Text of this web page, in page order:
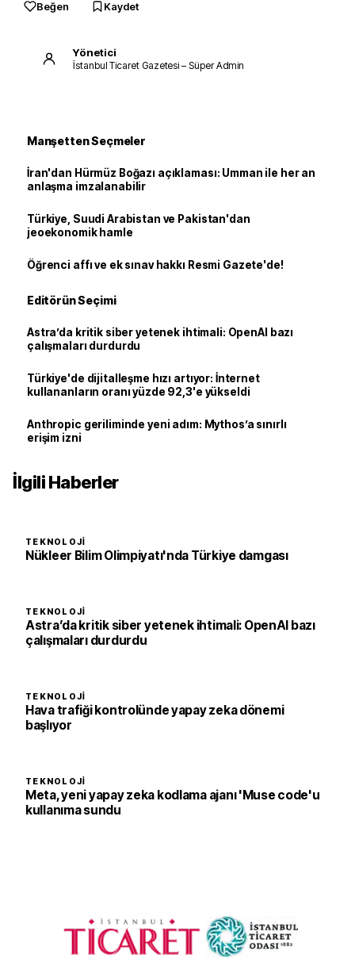
Beğen Kaydet
Yönetici
İstanbul Ticaret Gazetesi – Süper Admin
Manşetten Seçmeler
İran'dan Hürmüz Boğazı açıklaması: Umman ile her an
anlaşma imzalanabilir
Türkiye, Suudi Arabistan ve Pakistan'dan
jeoekonomik hamle
Öğrenci affı ve ek sınav hakkı Resmi Gazete'de!
Editörün Seçimi
Astra’da kritik siber yetenek ihtimali: OpenAI bazı
çalışmaları durdurdu
Türkiye'de dijitalleşme hızı artıyor: İnternet
kullananların oranı yüzde 92,3'e yükseldi
Anthropic geriliminde yeni adım: Mythos’a sınırlı
erişim izni
İlgili Haberler
TEKNOLOJI
Nükleer Bilim Olimpiyatı'nda Türkiye damgası
TEKNOLOJI
Astra’da kritik siber yetenek ihtimali: OpenAI bazı
çalışmaları durdurdu
TEKNOLOJI
Hava trafiği kontrolünde yapay zeka dönemi
başlıyor
TEKNOLOJI
Meta, yeni yapay zeka kodlama ajanı 'Muse code'u
kullanıma sundu